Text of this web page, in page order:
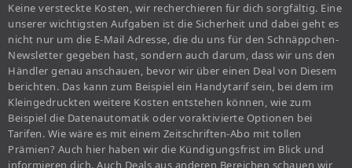
Keine versteckte Kosten, wir recherchieren für dich sorgfältig. Eine
unserer wichtigsten Aufgaben ist die Sicherheit und dabei geht es
nicht nur um die E-Mail Adresse, die du uns für den Schnäppchen-
Newsletter gegeben hast, sondern auch darum, dass wir uns den
Händler genau anschauen, bevor wir über einen Deal von Diesem
berichten. Das kann zum Beispiel ein Handytarif sein, bei dem im
Kleingedruckten weitere Kosten entstehen können, wie zum
Beispiel die Datenautomatik oder voraktivierte Optionen bei
Tarifen. Wie wäre es mit einem Zeitschriften-Abo mit tollen
Prämien? Auch hier haben wir die Kündigungsfrist im Blick und
informieren dich. Auch Deals aus anderen Bereichen schauen wir